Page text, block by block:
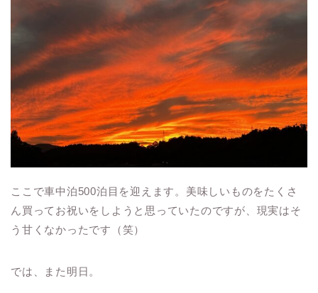
ここで車中泊500泊目を迎えます。美味しいものをたくさ
ん買ってお祝いをしようと思っていたのですが、現実はそ
う甘くなかったです（笑）
では、また明日。